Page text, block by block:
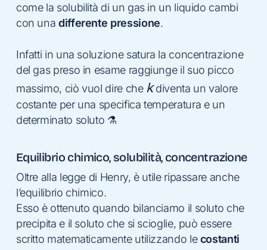
come la solubilità di un gas in un liquido cambi
con una differente pressione.
Infatti in una soluzione satura la concentrazione
del gas preso in esame raggiunge il suo picco
massimo, ciò vuol dire che kdiventa un valore
costante per una specifica temperatura e un
determinato soluto ⚗️
Equilibrio chimico, solubilità, concentrazione
Oltre alla legge di Henry, è utile ripassare anche
l’equilibrio chimico.
Esso è ottenuto quando bilanciamo il soluto che
precipita e il soluto che si scioglie, può essere
scritto matematicamente utilizzando lecostanti